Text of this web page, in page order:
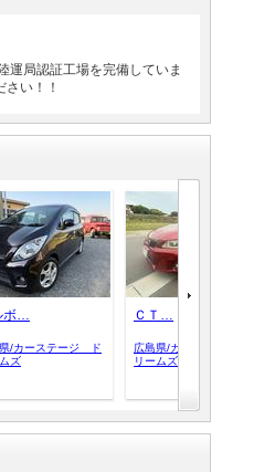
運局認証工場を完備していま
い！！
…
/カーステージ ド
ズ
ＣＴ…
広島県/カーステージ ド
リームズ